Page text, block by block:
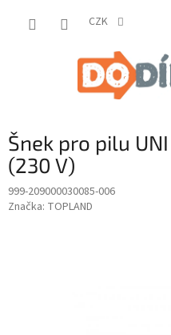
CZK
Šnek pro pilu
(230 V)
999-209000030085-006
Značka: TOPLAND